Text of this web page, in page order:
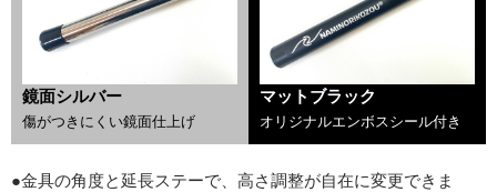
鏡面シルバー
傷がつきにくい鏡面仕上げ
マットブラック
オリジナルエンボスシール付き
●金具の角度と延長ステーで、高さ調整が自在に変更できま